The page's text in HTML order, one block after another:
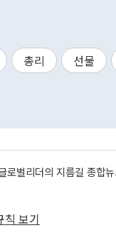
총리 선물
로벌리더의 지름길 종합
칙 보기